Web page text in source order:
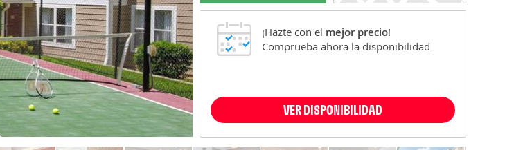
¡Hazte con el mejor precio!
Comprueba ahora la disponibilidad
VER DISPONIBILIDAD